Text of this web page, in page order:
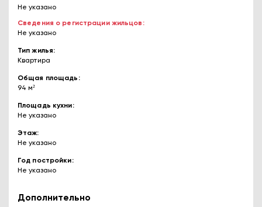
Не указано
Сведения о регистрации жильцов
Не указано
Тип жилья
Квартира
Общая площадь
94 м²
Площадь кухни
Не указано
Этаж
Не указано
Год постройки
Не указано
Дополнительно